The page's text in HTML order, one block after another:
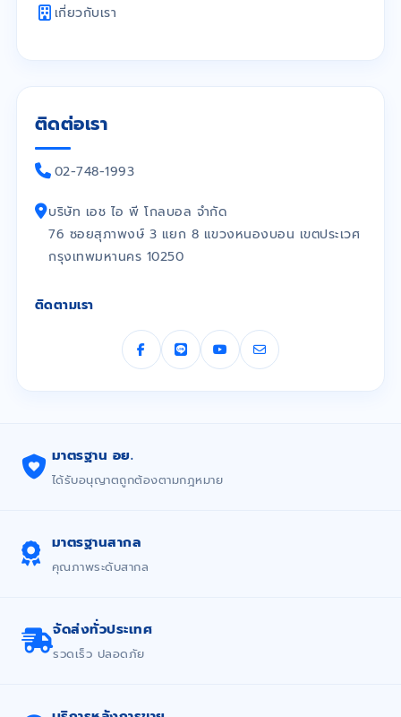
เกี่ยวกับเรา
ติดต่อเรา
02-748-1993
บริษัท เอช ไอ พี โกลบอล จำกัด
76 ซอยสุภาพงษ์ 3 แยก 8 แขวงหนองบอน เขตประเวศ
กรุงเทพมหานคร 10250
ติดตามเรา
มาตรฐาน อย.
ได้รับอนุญาตถูกต้องตามกฎหมาย
มาตรฐานสากล
คุณภาพระดับสากล
จัดส่งทั่วประเทศ
รวดเร็ว ปลอดภัย